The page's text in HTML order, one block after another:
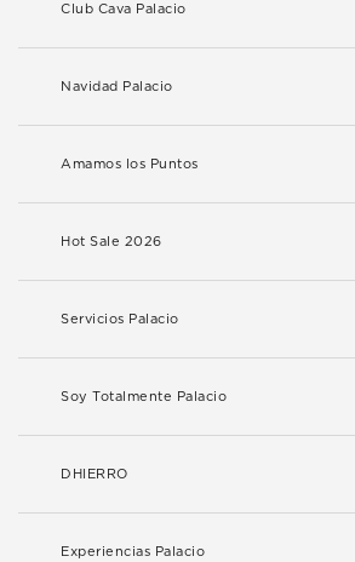
Club Cava Palacio
Navidad Palacio
Amamos los Puntos
Hot Sale 2026
Servicios Palacio
Soy Totalmente Palacio
DHIERRO
Experiencias Palacio